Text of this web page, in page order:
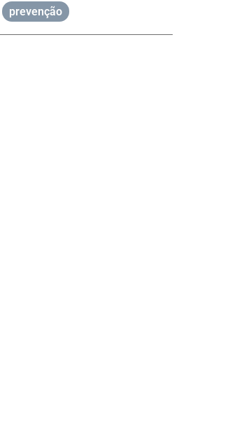
prevenção